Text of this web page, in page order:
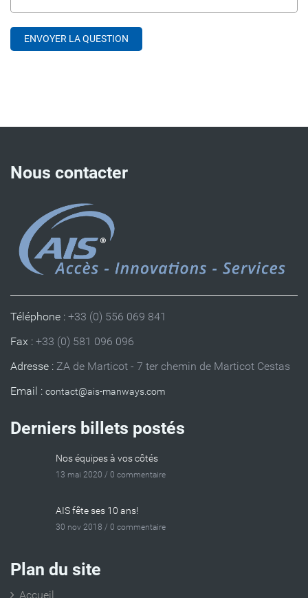
Nous contacter
Téléphone : +33 (0) 556 069 841
Fax : +33 (0) 581 096 096
Adresse : ZA de Marticot - 7 ter chemin de Marticot Cestas
Email :
Derniers billets postés
Nos équipes à vos côtés
13 mai 2020 / 0 commentaire
AIS fête ses 10 ans!
30 nov 2018 / 0 commentaire
Plan du site
Accueil